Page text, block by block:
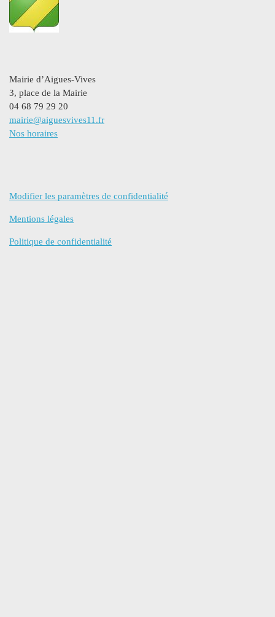
Mairie d’Aigues-Vives
3, place de la Mairie
04 68 79 29 20
mairie@aiguesvives11.fr
Nos horaires
Modifier les paramètres de confidentialité
Mentions légales
Politique de confidentialité